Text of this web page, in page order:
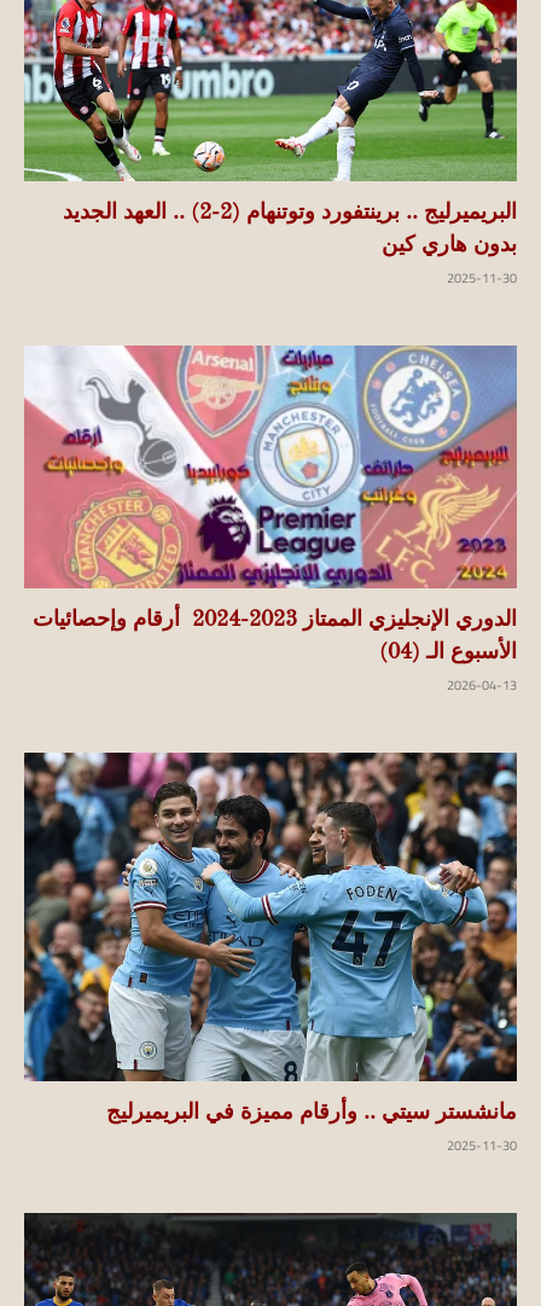
البريميرليج .. برينتفورد وتوتنهام (2-2) .. العهد الجديد
بدون هاري كين
2025-11-30
الدوري الإنجليزي الممتاز 2023-2024 أرقام وإحصائيات
الأسبوع الـ (04)
2026-04-13
مانشستر سيتي .. وأرقام مميزة في البريميرليج
2025-11-30